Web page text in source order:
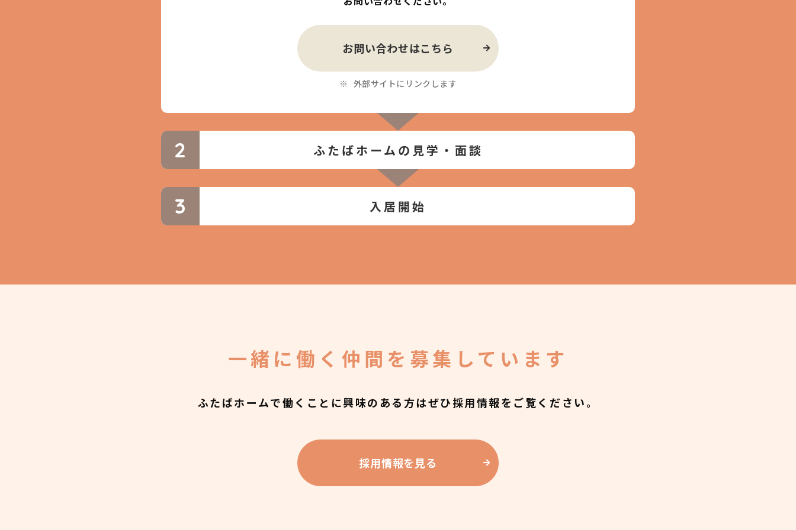
お問い合わせはこちら
外部サイトにリンクします
ふたばホームの見学・面談
入居開始
一緒に働く仲間を募集 しています
ふたばホームで働くことに興味のある方はぜひ採用情報をご覧ください。
採用情報を見る